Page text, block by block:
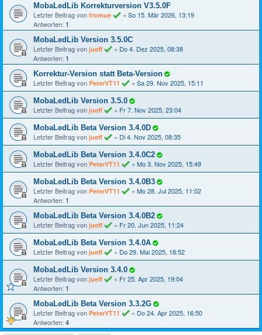
MobaLedLib Korrekturversion V3.5.0F
Letzter Beitrag von fromue « So 15. Mär 2026, 13:19
Antworten: 1
MobaLedLib Version 3.5.0C
Letzter Beitrag von jueff « Do 4. Dez 2025, 08:38
Antworten: 1
Korrektur-Version statt Beta-Version
Letzter Beitrag von PeterVT11 « Sa 29. Nov 2025, 15:11
MobaLedLib Version 3.5.0
Letzter Beitrag von jueff « Fr 7. Nov 2025, 23:04
MobaLedLib Beta Version 3.4.0D
Letzter Beitrag von jueff « Di 4. Nov 2025, 08:35
MobaLedLib Beta Version 3.4.0C2
Letzter Beitrag von PeterVT11 « Mo 3. Nov 2025, 15:49
MobaLedLib Beta Version 3.4.0B3
Letzter Beitrag von PeterVT11 « Mo 28. Jul 2025, 11:02
Antworten: 1
MobaLedLib Beta Version 3.4.0B2
Letzter Beitrag von jueff « Fr 20. Jun 2025, 11:24
MobaLedLib Beta Version 3.4.0A
Letzter Beitrag von jueff « Do 29. Mai 2025, 18:52
MobaLedLib Version 3.4.0
Letzter Beitrag von jueff « Fr 25. Apr 2025, 19:04
Antworten: 1
MobaLedLib Beta Version 3.3.2G
Letzter Beitrag von PeterVT11 « Do 24. Apr 2025, 16:50
Antworten: 4